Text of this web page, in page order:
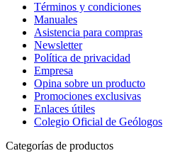
Términos y condiciones
Manuales
Asistencia para compras
Newsletter
Política de privacidad
Empresa
Opina sobre un producto
Promociones exclusivas
Enlaces útiles
Colegio Oficial de Geólogos
Categorías de productos